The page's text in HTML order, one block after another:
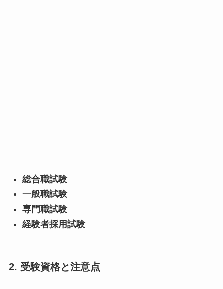
総合職試験
一般職試験
専門職試験
経験者採用試験
2. 受験資格と注意点